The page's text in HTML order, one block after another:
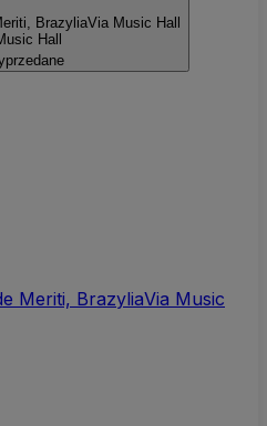
BrazyliaVia Music Hall
Hall
Meriti, BrazyliaVia Music